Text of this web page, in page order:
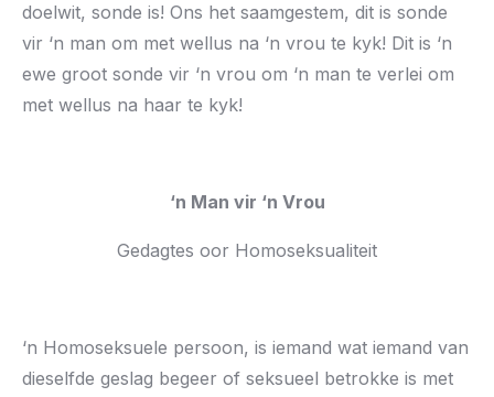
doelwit, sonde is! Ons het saamgestem, dit is sonde
vir ‘n man om met wellus na ‘n vrou te kyk! Dit is ‘n
ewe groot sonde vir ‘n vrou om ‘n man te verlei om
met wellus na haar te kyk!
‘n Man vir ‘n Vrou
Gedagtes oor Homoseksualiteit
‘n Homoseksuele persoon, is iemand wat iemand van
dieselfde geslag begeer of seksueel betrokke is met